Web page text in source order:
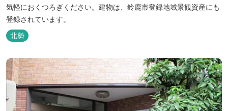
気軽におくつろぎください。建物は、鈴鹿市登録地域景観資産にも
登録されています。
北勢